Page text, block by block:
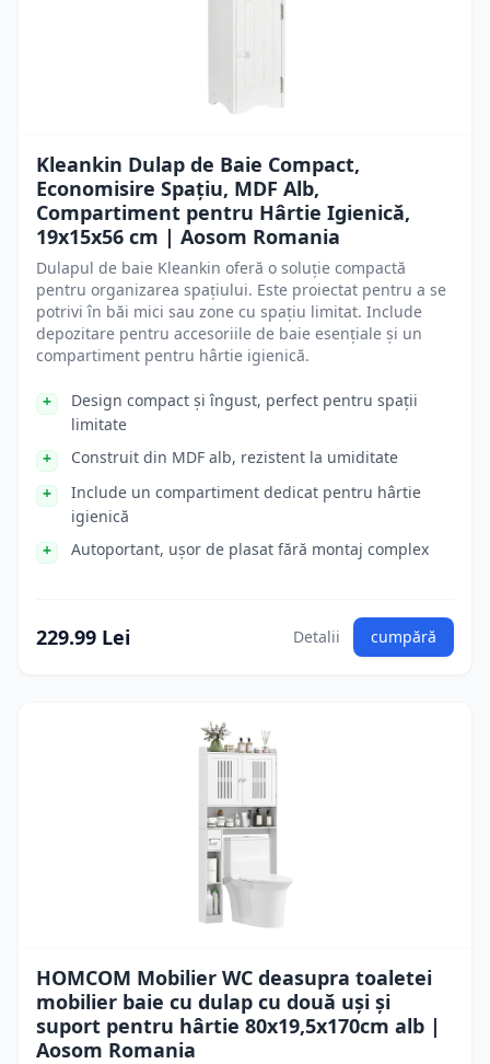
Kleankin Dulap de Baie Compact,
Economisire Spațiu, MDF Alb,
Compartiment pentru Hârtie Igienică,
19x15x56 cm | Aosom Romania
Dulapul de baie Kleankin oferă o soluție compactă
pentru organizarea spațiului. Este proiectat pentru a se
potrivi în băi mici sau zone cu spațiu limitat. Include
depozitare pentru accesoriile de baie esențiale și un
compartiment pentru hârtie igienică.
Design compact și îngust, perfect pentru spații
limitate
Construit din MDF alb, rezistent la umiditate
Include un compartiment dedicat pentru hârtie
igienică
Autoportant, ușor de plasat fără montaj complex
229.99 Lei Detalii cumpără
HOMCOM Mobilier WC deasupra toaletei
mobilier baie cu dulap cu două uși și
suport pentru hârtie 80x19,5x170cm alb |
Aosom Romania